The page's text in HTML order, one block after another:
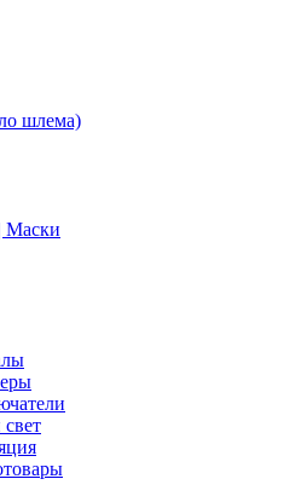
шлема)
Маски